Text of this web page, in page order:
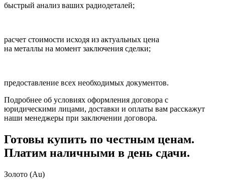
быстрый анализ ваших радиодеталей;
расчет стоимости исходя из актуальных цена
на металлы на момент заключения сделки;
предоставление всех необходимых документов.
Подробнее об условиях оформления договора с
юридическими лицами, доставки и оплаты вам расскажут
наши менеджеры при заключении договора.
Готовы купить по честным ценам.
Платим наличными в день сдачи.
Золото (Au)